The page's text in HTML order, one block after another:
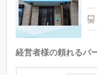
経営者様の頼れるパ